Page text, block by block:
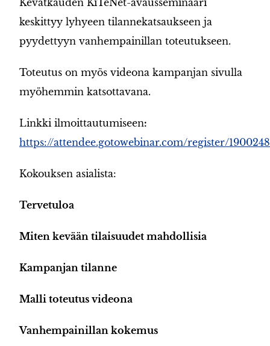
keskittyy lyhyeen tilannekatsaukseen ja
pyydettyyn vanhempainillan toteutukseen.
Toteutus on myös videona kampanjan sivulla
myöhemmin katsottavana.
Linkki ilmoittautumiseen:
https://attendee.gotowebinar.com/register/
Kokouksen asialista:
Tervetuloa
Miten kevään tilaisuudet mahdollisia
Kampanjan tilanne
Malli toteutus videona
Vanhempainillan kokemus